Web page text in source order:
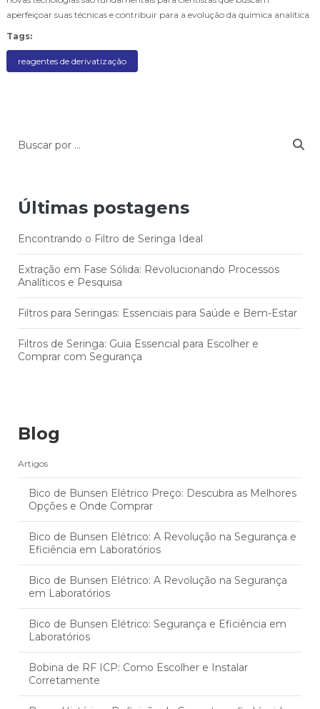
aperfeiçoar suas técnicas e contribuir para a evolução da química analítica.
Tags:
reagentes de derivatização
Últimas postagens
Encontrando o Filtro de Seringa Ideal
Extração em Fase Sólida: Revolucionando Processos
Analíticos e Pesquisa
Filtros para Seringas: Essenciais para Saúde e Bem-Estar
Filtros de Seringa: Guia Essencial para Escolher e
Comprar com Segurança
Blog
Artigos
Bico de Bunsen Elétrico Preço: Descubra as Melhores
Opções e Onde Comprar
Bico de Bunsen Elétrico: A Revolução na Segurança e
Eficiência em Laboratórios
Bico de Bunsen Elétrico: A Revolução na Segurança
em Laboratórios
Bico de Bunsen Elétrico: Segurança e Eficiência em
Laboratórios
Bobina de RF ICP: Como Escolher e Instalar
Corretamente